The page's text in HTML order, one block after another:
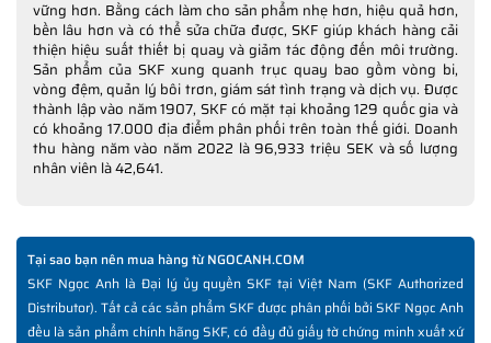
vững hơn. Bằng cách làm cho sản phẩm nhẹ hơn, hiệu quả hơn,
bền lâu hơn và có thể sửa chữa được, SKF giúp khách hàng cải
thiện hiệu suất thiết bị quay và giảm tác động đến môi trường.
Sản phẩm của SKF xung quanh trục quay bao gồm vòng bi,
vòng đệm, quản lý bôi trơn, giám sát tình trạng và dịch vụ. Được
thành lập vào năm 1907, SKF có mặt tại khoảng 129 quốc gia và
có khoảng 17.000 địa điểm phân phối trên toàn thế giới. Doanh
thu hàng năm vào năm 2022 là 96,933 triệu SEK và số lượng
nhân viên là 42,641.
Tại sao bạn nên mua hàng từ NGOCANH.COM
SKF Ngọc Anh là Đại lý ủy quyền SKF tại Việt Nam (SKF Authorized
Distributor). Tất cả các sản phẩm SKF được phân phối bởi SKF Ngọc Anh
đều là sản phẩm chính hãng SKF, có đầy đủ giấy tờ chứng minh xuất xứ